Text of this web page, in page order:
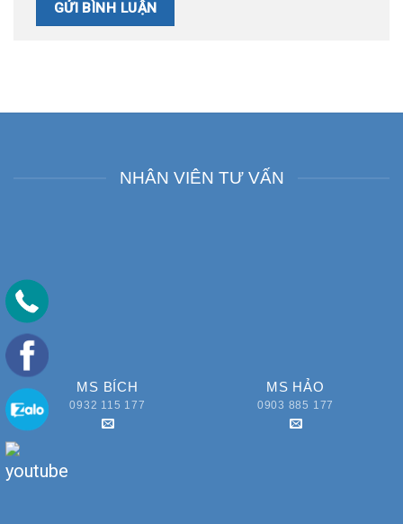
NHÂN VIÊN TƯ VẤN
MS BÍCH
0932 115 177
MS HẢO
0903 885 177